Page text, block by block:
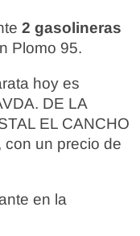
2 gasolineras
Plomo 95.
hoy es
DE LA
EL CANCHO
con un precio de
en la